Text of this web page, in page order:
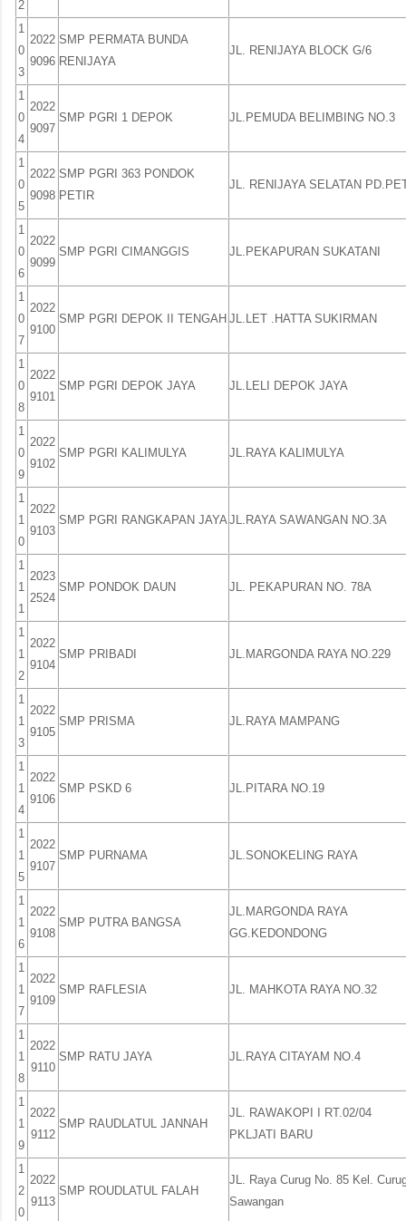
2
1
0
3
2022
9096
SMP PERMATA BUNDA
RENIJAYA
JL. RENIJAYA BLOCK G/6
1
0
4
2022
9097
SMP PGRI 1 DEPOK JL.PEMUDA BELIMBING NO.3
1
0
5
2022
9098
SMP PGRI 363 PONDOK
PETIR
JL. RENIJAYA SELATAN
1
0
6
2022
9099
SMP PGRI CIMANGGIS JL.PEKAPURAN SUKATANI
1
0
7
2022
9100
SMP PGRI DEPOK II TENGAH JL.LET .HATTA SUKIRMAN
1
0
8
2022
9101
SMP PGRI DEPOK JAYA JL.LELI DEPOK JAYA
1
0
9
2022
9102
SMP PGRI KALIMULYA JL.RAYA KALIMULYA
1
1
0
2022
9103
SMP PGRI RANGKAPAN JAYAJL.RAYA SAWANGAN NO.3A
1
1
1
2023
2524
SMP PONDOK DAUN JL. PEKAPURAN NO. 78A
1
1
2
2022
9104
SMP PRIBADI JL.MARGONDA RAYA NO.229
1
1
3
2022
9105
SMP PRISMA JL.RAYA MAMPANG
1
1
4
2022
9106
SMP PSKD 6 JL.PITARA NO.19
1
1
5
2022
9107
SMP PURNAMA JL.SONOKELING RAYA
1
1
6
2022
9108
SMP PUTRA BANGSA
JL.MARGONDA RAYA
GG.KEDONDONG
1
1
7
2022
9109
SMP RAFLESIA JL. MAHKOTA RAYA NO.32
1
1
8
2022
9110
SMP RATU JAYA JL.RAYA CITAYAM NO.4
1
1
9
2022
9112
SMP RAUDLATUL JANNAH
JL. RAWAKOPI I RT.02/04
PKLJATI BARU
1
2
0
2022
9113
SMP ROUDLATUL FALAH
JL. Raya Curug No. 85 Kel.
Sawangan